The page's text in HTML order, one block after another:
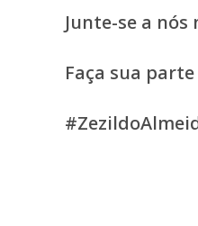
Junte-se a
Faça sua